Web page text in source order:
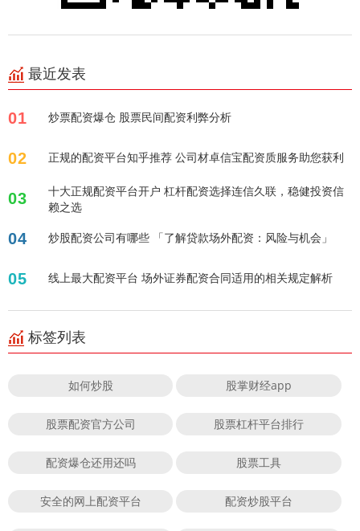
最近发表
01 炒票配资爆仓 股票民间配资利弊分析
02 正规的配资平台知乎推荐 公司材卓信宝配资质服务助您获利
03
十大正规配资平台开户 杠杆配资选择连信久联，稳健投资信
赖之选
04 炒股配资公司有哪些 「了解贷款场外配资：风险与机会」
05 线上最大配资平台 场外证券配资合同适用的相关规定解析
标签列表
如何炒股 股掌财经app
股票配资官方公司 股票杠杆平台排行
配资爆仓还用还吗 股票工具
安全的网上配资平台 配资炒股平台